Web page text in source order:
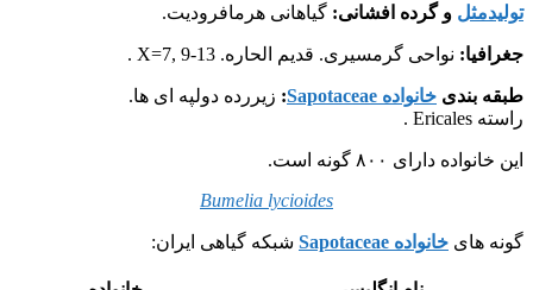
تولیدمثل و گرده افشانی: گیاهانی هرمافرودیت.
جغرافیا: نواحی گرمسیری. قدیم الحاره. X=7, 9-13 .
طبقه بندی خانواده Sapotaceae : زیررده دولپه ای ها.
راسته Ericales .
این خانواده دارای ۸۰۰ گونه است.
Bumelia lycioides
گونه های خانواده Sapotaceae شبکه گیاهی ایران: